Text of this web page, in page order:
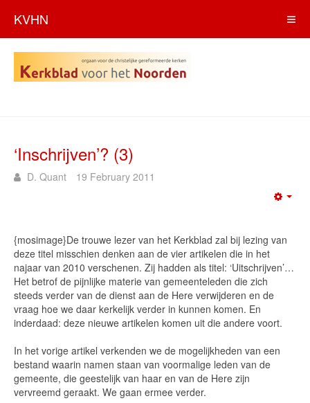
KVHN
‘Inschrijven’? (3)
D. Quant 19 February 2011
{mosimage}De trouwe lezer van het Kerkblad zal bij lezing van
deze titel misschien denken aan de vier artikelen die in het
najaar van 2010 verschenen. Zij hadden als titel: ‘Uitschrijven’…
Het betrof de pijnlijke materie van gemeenteleden die zich
steeds verder van de dienst aan de Here verwijderen en de
vraag hoe we daar kerkelijk verder in kunnen komen. En
inderdaad: deze nieuwe artikelen komen uit die andere voort.
In het vorige artikel verkenden we de mogelijkheden van een
bestand waarin namen staan van voormalige leden van de
gemeente, die geestelijk van haar en van de Here zijn
vervreemd geraakt. We gaan ermee verder.